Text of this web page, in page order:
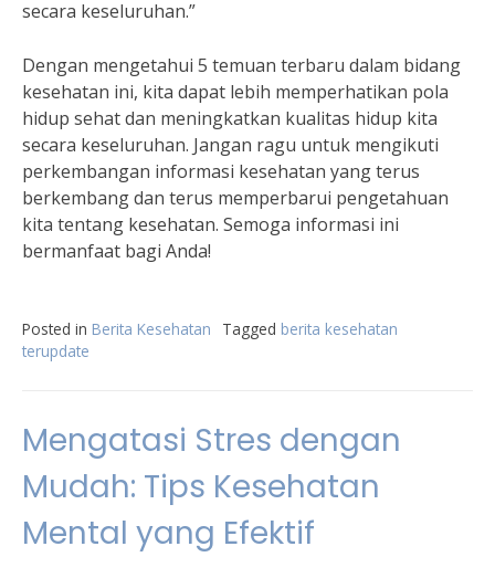
secara keseluruhan.”
Dengan mengetahui 5 temuan terbaru dalam bidang
kesehatan ini, kita dapat lebih memperhatikan pola
hidup sehat dan meningkatkan kualitas hidup kita
secara keseluruhan. Jangan ragu untuk mengikuti
perkembangan informasi kesehatan yang terus
berkembang dan terus memperbarui pengetahuan
kita tentang kesehatan. Semoga informasi ini
bermanfaat bagi Anda!
Posted in Berita Kesehatan Tagged berita kesehatan
terupdate
Mengatasi Stres dengan
Mudah: Tips Kesehatan
Mental yang Efektif